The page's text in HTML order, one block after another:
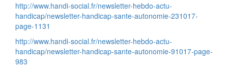
http://www.handi-social.fr/newsletter-hebdo-actu-
handicap/newsletter-handicap-sante-autonomie-231017-
page-1131
http://www.handi-social.fr/newsletter-hebdo-actu-
handicap/newsletter-handicap-sante-autonomie-91017-page-
983